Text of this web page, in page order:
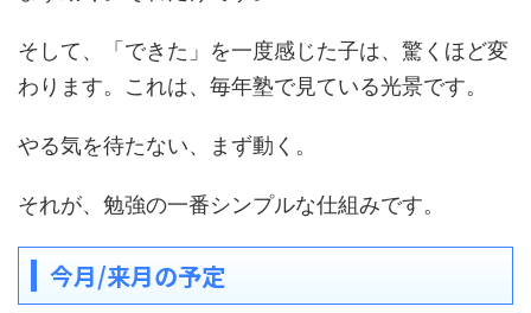
そして、「できた」を一度感じた子は、驚くほど変
わります。これは、毎年塾で見ている光景です。
やる気を待たない、まず動く。
それが、勉強の一番シンプルな仕組みです。
今月/来月の予定